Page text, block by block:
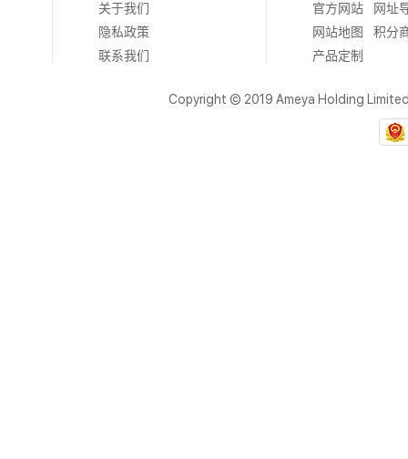
关于我们
隐私政策
联系我们
官方网站
网址
网站地图
积分
产品定制
Copyright © 2019 Ameya Holding